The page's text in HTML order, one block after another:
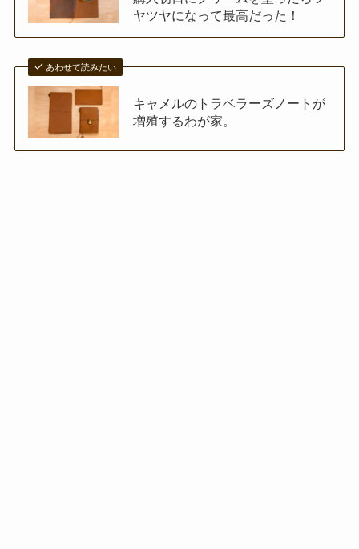
ヤツヤになって最高だった！
あわせて読みたい
キャメルのトラベラーズノートが
増殖するわが家。